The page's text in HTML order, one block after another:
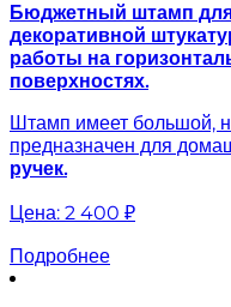
Бюджетный штамп для
декоративной
работы на
поверхностях.
Штамп имеет большой,
предназначен для
ручек.
Цена: 2 400 ₽
Подробнее